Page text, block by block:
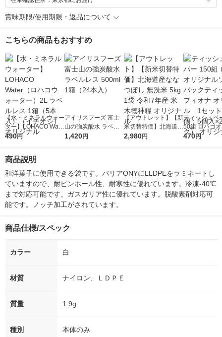
賞味期限/使用期限・返品について
こちらの商品もおすすめ
【水・ミネラルウォー
ター】LOHACO Wate
r（ロハコウォータ
シ） オリジナル
490円
アイリスフーズ 富士
山の強炭酸水 ラベル
レス 500ml 1箱（24
1,420円
【アウトレット】【新
米切替特価】北海道産
ななつぼし 無洗米 5k
2,980円
ティッシュペ
50組 ロハコ
ルソフトパッ
オリジナル
470円
商品説明
和洋菓子に使用できる袋です。バリアONYにLLDPEをラミネートし
ていますので、耐ピンホール性、耐寒性に優れています。冷凍-40℃
まで対応可能です。ガスガリア性に優れています。脱酸素剤対応可
能です。ノッチ加工がされています。
商品仕様/スペック
カラー 白
材質 ナイロン、ＬＤＰＥ
質量 1.9g
種別 本体のみ